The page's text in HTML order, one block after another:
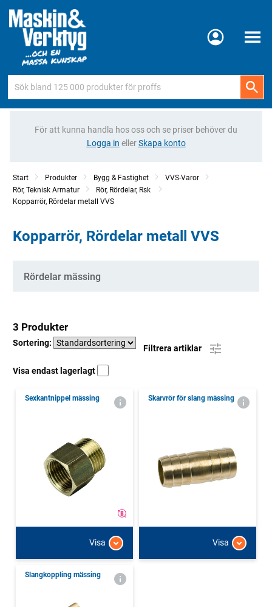
Meny
För att kunna handla hos oss och se priser behöver du
Logga in ellerSkapa konto
Start Produkter Bygg & Fastighet
VVS-Varor
Rör, Teknisk Armatur
Rör, Rördelar, Rsk
Kopparrör, Rördelar metall VVS
Kopparrör, Rördelar metall VVS
Kategorier
Rördelar mässing
3 Produkter
Sortering:
Filtrera artiklar
Visa endast lagerlagt
Sexkantnippel mässing
Visa
Skarvrör för slang mässing
Visa
Slangkoppling mässing